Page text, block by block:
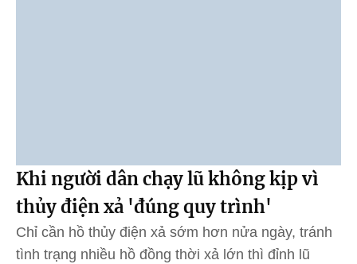
Khi người dân chạy lũ không kịp vì
thủy điện xả 'đúng quy trình'
Chỉ cần hồ thủy điện xả sớm hơn nửa ngày, tránh
tình trạng nhiều hồ đồng thời xả lớn thì đỉnh lũ